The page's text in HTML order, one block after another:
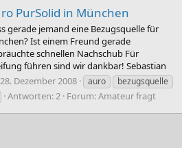
PurSolid in München
gerade jemand eine Bezugsquelle für
Ist einem Freund gerade
schnellen Nachschub Für
führen sind wir dankbar! Sebastian
28. Dezember 2008 auro
bezugsquelle
Antworten: 2 Forum:Amateur fragt